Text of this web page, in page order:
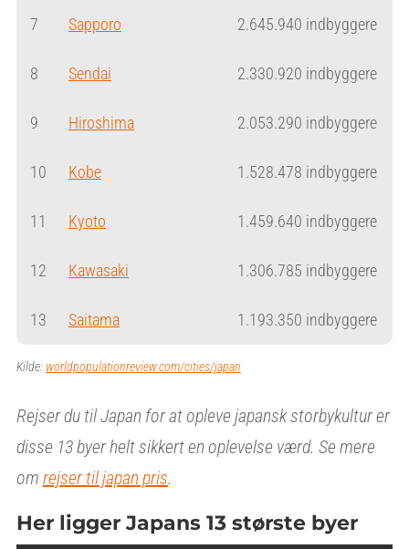
7 Sapporo 2.645.940 indbyggere
8 Sendai 2.330.920 indbyggere
9 Hiroshima 2.053.290 indbyggere
10 Kobe 1.528.478 indbyggere
11 Kyoto 1.459.640 indbyggere
12 Kawasaki 1.306.785 indbyggere
13 Saitama 1.193.350 indbyggere
Kilde: worldpopulationreview.com/cities/japan
Rejser du til Japan for at opleve japansk storbykultur er
disse 13 byer helt sikkert en oplevelse værd. Se mere
om rejser til japan pris.
Her ligger Japans 13 største byer